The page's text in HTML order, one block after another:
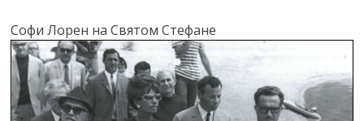
Софи Лорен на Святом Стефане